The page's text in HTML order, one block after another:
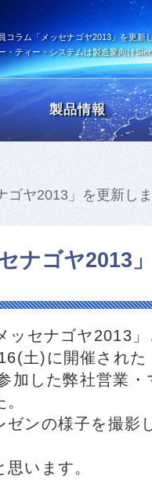
コラム「メッセナゴヤ2013」を更新
・ティー・システムは製造業向け
製品情報
ゴヤ2013」を更新し
ナゴヤ2013
ッセナゴヤ2013
土)に開催された
加した弊社営業・
ゼンの様子を撮影
います。